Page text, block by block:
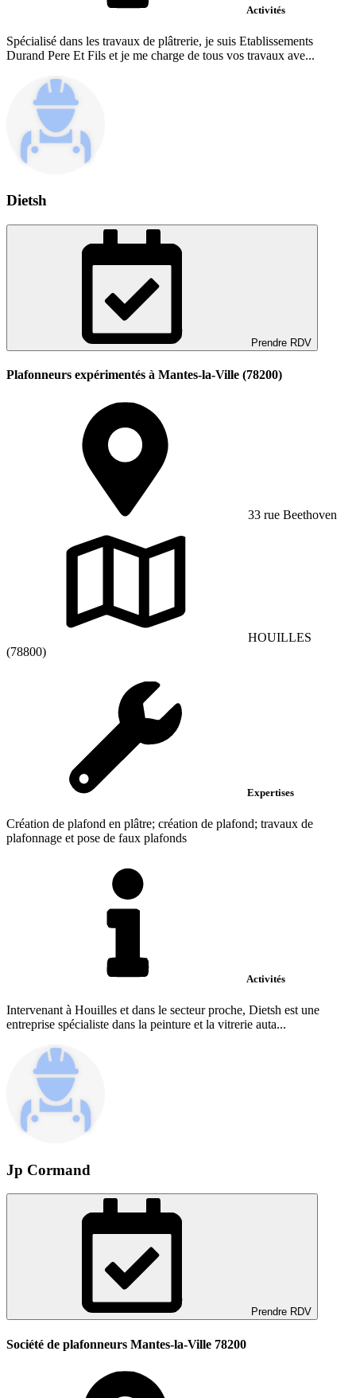
Activités
Spécialisé dans les travaux de plâtrerie, je suis Etablissements
Durand Pere Et Fils et je me charge de tous vos travaux ave...
Dietsh
Prendre RDV
Plafonneurs expérimentés à Mantes-la-Ville (78200)
33 rue Beethoven
HOUILLES
(78800)
Expertises
Création de plafond en plâtre; création de plafond; travaux de
plafonnage et pose de faux plafonds
Activités
Intervenant à Houilles et dans le secteur proche, Dietsh est une
entreprise spécialiste dans la peinture et la vitrerie auta...
Jp Cormand
Prendre RDV
Société de plafonneurs Mantes-la-Ville 78200